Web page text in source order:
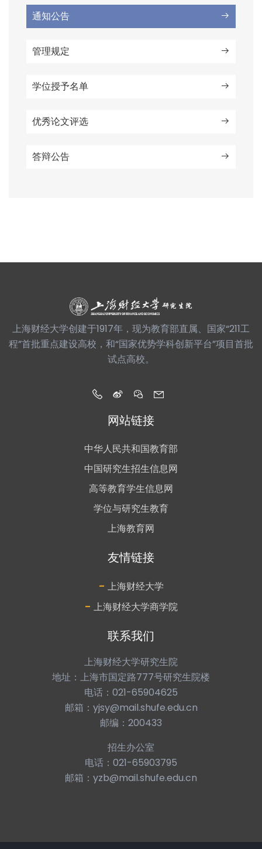
通知公告
管理规定
学位授予名单
优秀论文评选
答辩公告
上海财经大学创建于1917年，现为教育部直属、国家“211工
程”首批重点建设高校，和“国家优势学科创新平台”项目首批
试点高校。
网站链接
中华人民共和国教育部
中国研究生招生信息网
高等教育学生信息网
学位与研究生教育
上海教育网
友情链接
- 上海财经大学
- 上海财经大学商学院
联系我们
上海财经大学研究生院
地址：上海市国定路777号研究生院楼
电话：021-65904625
邮箱：yjsy@mail.shufe.edu.cn
邮编：200433
招生办公室
电话：021-65903795
邮箱：yzb@mail.shufe.edu.cn